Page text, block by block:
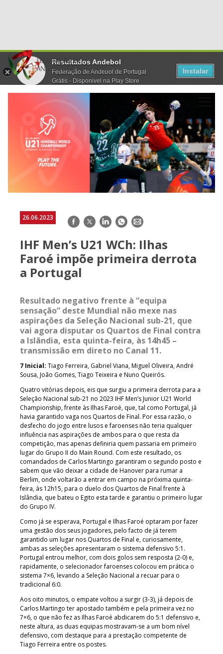
Resultados Andebol
Federação de Andebol de Portugal
Grátis - Disponivel na Play Store
Instalar
26.06.2023 Facebook
TwitterLinkedInWhatsApp
E-
IHF Men’s U21 WCh: Ilhas
Faroé impõe primeira derrota
a Portugal
Resultado negativo frente à “equipa
sensação” deste Mundial não mexe nas
aspirações da Seleção Nacional sub-21, que
vai agora disputar os Quartos de Final contra
a Islândia, esta quinta-feira, às 14h45 –
transmissão em direto no Canal 11.
7 Inicial: Tiago Ferreira, Gabriel Viana, Miguel Oliveira, André
Sousa, João Gomes, Tiago Teixeira e Nuno Queirós.
Quatro vitórias depois, eis que surgiu a primeira derrota para a
Seleção Nacional sub-21 no 2023 IHF Men’s Junior U21 World
Championship, frente às Ilhas Faroé, que, tal como Portugal, já
havia garantido vaga nos Quartos de Final. Por essa razão, o
desfecho do jogo entre lusos e faroenses não teria qualquer
influência nas aspirações de ambos para o que resta da
competição, mas apenas definiria quem passaria em primeiro
lugar do Grupo II do Main Round. Com este resultado, os
comandados de Carlos Martingo garantiram o segundo posto e
sabem que vão deixar a cidade de Hanover para rumar a
Berlim, onde voltarão a entrar em campo na próxima quinta-
feira, às 12h15, para o duelo dos Quartos de Final frente à
Islândia, que bateu o Egito esta tarde e garantiu o primeiro lugar
do Grupo IV.
Como já se esperava, Portugal e Ilhas Faroé optaram por fazer
uma gestão dos seus jogadores, pelo facto de já terem
garantido um lugar nos Quartos de Final e, curiosamente,
ambas as seleções apresentaram o sistema defensivo 5:1.
Portugal entrou melhor, com dois golos sem resposta (2-0) e,
rapidamente, o selecionador faroenses colocou em prática o
sistema 7×6, levando a Seleção Nacional a recuar para o
tradicional 6:0.
Aos oito minutos, o empate voltou a surgir (3-3), já depois de
Carlos Martingo ter apostado também e pela primeira vez no
7×6, o que não fez as Ilhas Faroé abdicarem do 5:1 defensivo e,
neste altura, as duas equipas mostravam-se a um bom nível
defensivo, com destaque para a prestação competente de
Tiago Ferreira entre os postes.